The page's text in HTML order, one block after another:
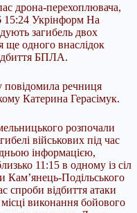
дрона-перехоплювача,
15:24 Укрінформ На
загибель двох
ще одного внаслідок
БПЛА.
повідомила речниця
Катерина Герасімук.
розпочали
військових під час
інформацією,
11:15 в одному із сіл
Кам’янець-Подільського
спроби відбиття атаки
виконання бойового